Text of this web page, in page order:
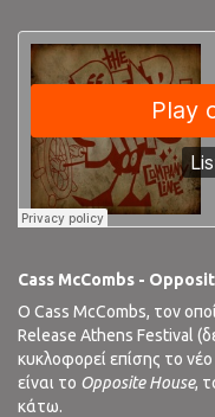
Cass McCombs -
Ο Cass McCombs, τον
Release Athens Festival
κυκλοφορεί επίσης το
είναι το Opposite House,
κάτω.